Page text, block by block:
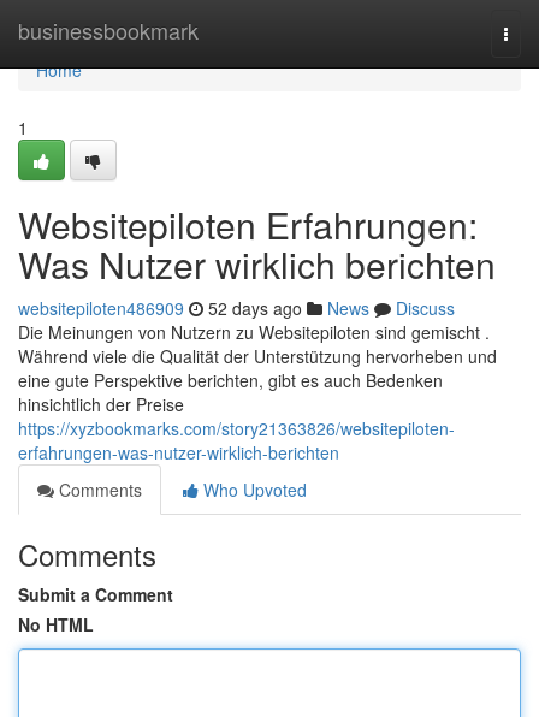
businessbookmark
Home
Home
1
Websitepiloten Erfahrungen:
Was Nutzer wirklich berichten
websitepiloten486909 52 days ago News
Discuss
Die Meinungen von Nutzern zu Websitepiloten sind gemischt .
Während viele die Qualität der Unterstützung hervorheben und
eine gute Perspektive berichten, gibt es auch Bedenken
hinsichtlich der Preise
https://xyzbookmarks.com/story21363826/websitepiloten-
erfahrungen-was-nutzer-wirklich-berichten
Comments
Who Upvoted
Comments
Submit a Comment
No HTML